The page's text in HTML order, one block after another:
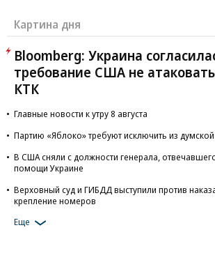
Картина дня
Bloomberg: Украина
требование США не
КТК
Главные новости к утру 8 августа
Партию «Яблоко» требуют исключить из думской
В США сняли с должности генерала,
помощи Украине
Верховный суд и ГИБДД выступили против
крепление номеров
Еще